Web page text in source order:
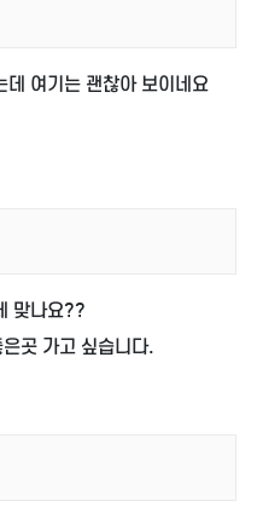
여기는 괜찮아 보이네요
맞나요??
곳 가고 싶습니다.